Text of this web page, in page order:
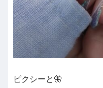
ピクシーと🦋‪